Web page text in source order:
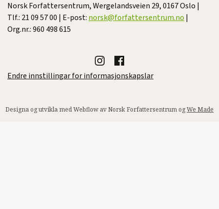
Norsk Forfattersentrum, Wergelandsveien 29, 0167 Oslo |
Tlf.: 21 09 57 00 | E-post: norsk@forfattersentrum.no |
Org.nr.: 960 498 615
Endre innstillingar for informasjonskapslar
Designa og utvikla med Webflow av Norsk Forfattersentrum ogWe Made